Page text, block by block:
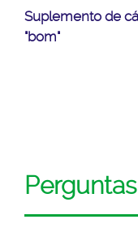
Suplemento de
"bom"